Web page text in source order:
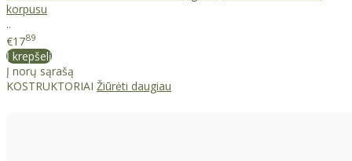
korpusu
..
€1789
Į krepšelį
Į norų sąrašą
KOSTRUKTORIAI Žiūrėti daugiau